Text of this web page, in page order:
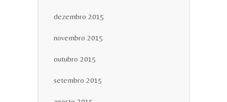
dezembro 2015
novembro 2015
outubro 2015
setembro 2015